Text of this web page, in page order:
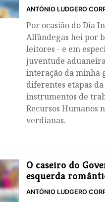
ANTÓNIO LUDGERO
Por ocasião do Dia
Alfândegas hei por
leitores - e em
juventude
interação da minha
diferentes etapas
instrumentos de
Recursos Humanos
verdianas.
O caseiro do
esquerda
ANTÓNIO LUDGERO